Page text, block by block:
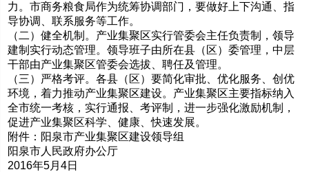
力。市商务粮食局作为统筹协调部门，要做好上下沟通、指
导协调、联系服务等工作。
（二）健全机制。产业集聚区实行管委会主任负责制，领导
建制实行动态管理。领导班子由所在县（区）委管理，中层
干部由产业集聚区管委会选拔、聘任及管理。
（三）严格考评。各县（区）要简化审批、优化服务、创优
环境，着力推动产业集聚区建设。产业集聚区主要指标纳入
全市统一考核，实行通报、考评制，进一步强化激励机制，
促进产业集聚区科学、健康、快速发展。
附件：阳泉市产业集聚区建设领导组
阳泉市人民政府办公厅
2016年5月4日